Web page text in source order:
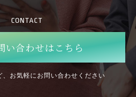
CONTACT
い合わせはこちら
、お気軽にお問い合わせください